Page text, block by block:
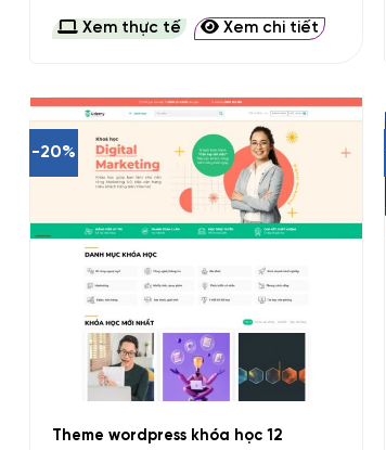
Xem thực tế Xem chi tiết
-20%
Theme wordpress khóa học 12